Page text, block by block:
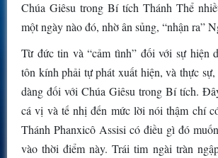
Chúa Giêsu trong Bí tích Thánh Thể
một ngày nào đó, nhờ ân sủng, “nhận ra”
Từ đức tin và “cảm tình” đối với sự hiện
tôn kính phải tự phát xuất hiện, và thực
dàng đối với Chúa Giêsu trong Bí tích.
cá vị và tế nhị đến mức lời nói thậm chí
Thánh Phanxicô Assisi có điều gì đó
vào thời điểm này. Trái tim ngài tràn